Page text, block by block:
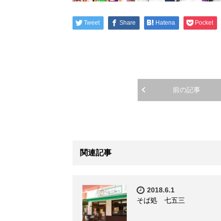
Tweet Share Hatena Pocket
前の記事
関連記事
2018.6.1
そば処 七五三